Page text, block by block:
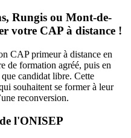
Rungis ou Mont-de-
votre CAP à distance !
CAP primeur à distance en
de formation agréé, puis en
candidat libre. Cette
souhaitent se former à leur
reconversion.
l'ONISEP